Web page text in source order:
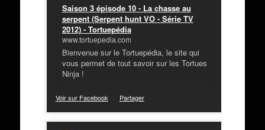
Saison 3 épisode 10 - La chasse au
serpent (Serpent hunt VO - Série TV
2012) - Tortuepédia
www.tortuepedia.com
Bienvenue sur le Tortuepédia, le site qui
vous permet de tout savoir sur les Tortues
Ninja !
Voir sur Facebook · Partager